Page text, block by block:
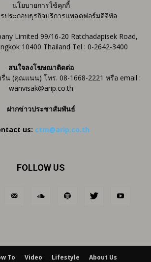
นโยบายการใช้คุกกี้
ประกอบธุรกิจบริการแพลตฟอร์มดิจิทัล
Limited 99/16-20 Ratchadapisek Road,
10400 Thailand Tel : 0-2642-3400
สนใจลงโฆษณาติดต่อ
(คุณแนน) โทร. 08-1668-2221 หรือ email :
wanvisak@arip.co.th
ฝากข่าวประชาสัมพันธ์
us: ctm@arip.co.th
FOLLOW US
To Video Lifestyle About Us